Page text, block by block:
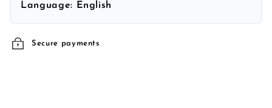
Language: English
Secure payments